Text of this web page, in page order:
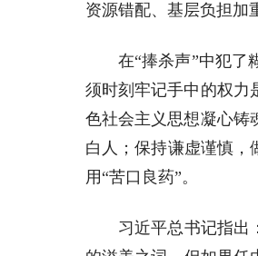
资源错配、基层负担加
在“捧杀声”中犯了
须时刻牢记手中的权力
色社会主义思想凝心铸
白人；保持谦虚谨慎，
用“苦口良药”。
习近平总书记指出